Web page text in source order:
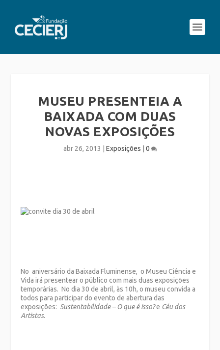
MUSEU PRESENTEIA A
BAIXADA COM DUAS
NOVAS EXPOSIÇÕES
abr 26, 2013 Exposições 0
No aniversário da Baixada Fluminense, o Museu Ciência e
Vida irá presentear o público com mais duas exposições
temporárias. No dia 30 de abril, às 10h, o museu convida a
todos para participar do evento de abertura das
exposições: Sustentabilidade – O que é isso?e Céu dos
Artistas.